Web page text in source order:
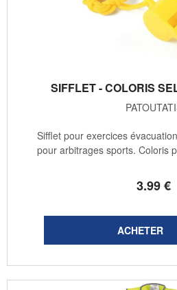
SIFFLET - COLORIS
3.99€
Sifflet pour exercices
pour arbitrages sports. Coloris